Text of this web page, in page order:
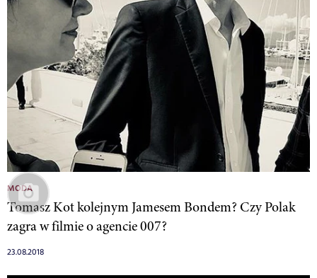
MODA
Tomasz Kot kolejnym Jamesem Bondem? Czy Polak
zagra w filmie o agencie 007?
23.08.2018